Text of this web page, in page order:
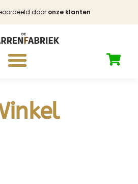
door onze klanten